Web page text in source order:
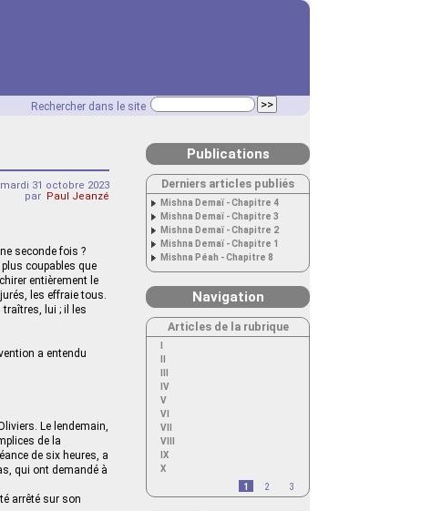
Rechercher dans le site
mardi 31 octobre 2023
par Paul Jeanzé
seconde fois ?
coupables que
entièrement le
les effraie tous.
lui ; il les
a entendu
Le lendemain,
de la
de six heures, a
qui ont demandé à
arrêté sur son
Publications
Derniers articles publiés
Mishna Demaï - Chapitre 4
Mishna Demaï - Chapitre 3
Mishna Demaï - Chapitre 2
Mishna Demaï - Chapitre 1
Mishna Péah - Chapitre 8
Navigation
Articles de la rubrique
IV
V
VI
VII
VIII
IX
X
1
2 3